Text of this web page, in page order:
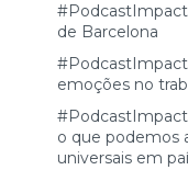
de Barcelona
emoções no
o que podemos
universais em